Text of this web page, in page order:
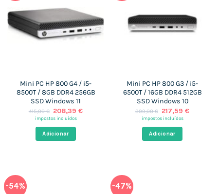
Mini PC HP 800 G4 / i5-
8500T / 8GB DDR4 256GB
SSD Windows 11
415,00€ O
preço
era:
415,00 €.
208,39€O
impostos incluídos
Adicionar
Mini PC HP 800 G3 / i5-
6500T / 16GB DDR4 512GB
SSD Windows 10
399,00€ O
preço
era:
399,00 €.
217,59€O
impostos incluídos
Adicionar
-54% -47%